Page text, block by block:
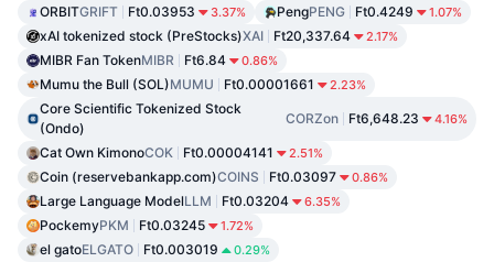
ORBITGRIFT Ft0.03953 3.37% PengPENG Ft0.4249 1.07%
xAI tokenized stock (PreStocks)XAI Ft20,337.64 2.17%
MIBR Fan TokenMIBR Ft6.84 0.86%
Mumu the Bull (SOL)MUMU Ft0.00001661 2.23%
Core Scientific Tokenized Stock
(Ondo)
CORZon Ft6,648.23 4.16%
Cat Own KimonoCOK Ft0.00004141 2.51%
Coin (reservebankapp.com)COINS Ft0.03097 0.86%
Large Language ModelLLM Ft0.03204 6.35%
PockemyPKM Ft0.03245 1.72%
el gatoELGATO Ft0.003019 0.29%